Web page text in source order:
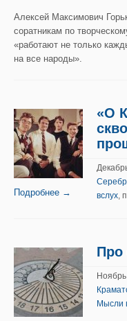
Алексей Максимович
соратникам по
«работают не только
на все народы».
Подробнее →
«О
вслух,
Про
Мысли